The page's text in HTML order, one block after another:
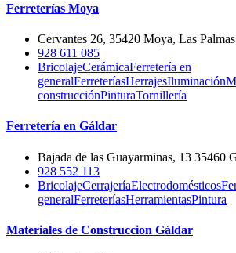
Ferreterías Moya
Cervantes 26, 35420 Moya, Las Palmas
928 611 085
BricolajeCerámicaFerretería en
generalFerreteríasHerrajesIluminación
construcciónPinturaTornillería
Ferretería en Gáldar
Bajada de las Guayarminas, 13 35460
928 552 113
BricolajeCerrajeríaElectrodomésticos
generalFerreteríasHerramientasPintura
Materiales de Construccion Gáldar